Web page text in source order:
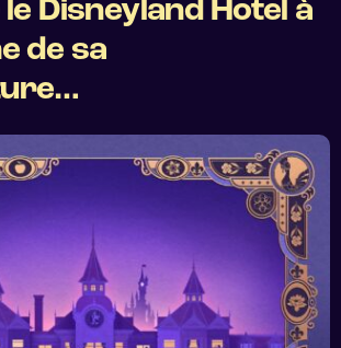
Disneyland Hotel à
de sa